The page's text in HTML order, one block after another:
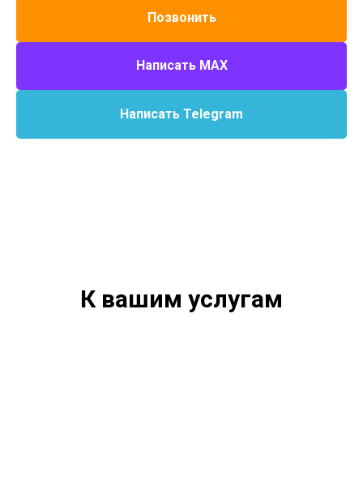
Позвонить
Написать MAX
Написать Telegram
К вашим услугам